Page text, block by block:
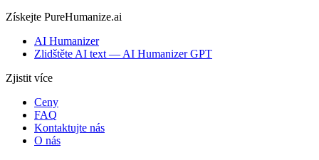
Získejte PureHumanize.ai
AI Humanizer
Zlidštěte AI text — AI Humanizer GPT
Zjistit více
Ceny
FAQ
Kontaktujte nás
O nás